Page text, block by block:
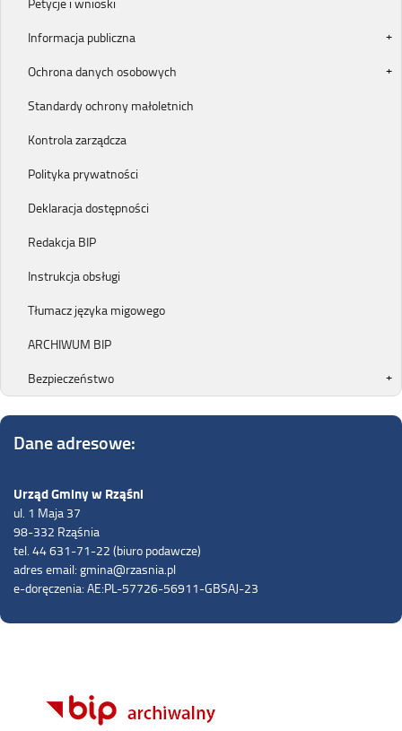
Informacja publiczna
Ochrona danych osobowych
Standardy ochrony małoletnich
Kontrola zarządcza
Polityka prywatności
Deklaracja dostępności
Redakcja BIP
Instrukcja obsługi
Tłumacz języka migowego
ARCHIWUM BIP
Bezpieczeństwo
Dane adresowe:
Urząd Gminy w Rząśni
ul. 1 Maja 37
98-332 Rząśnia
tel. 44 631-71-22 (biuro podawcze)
adres email: gmina@rzasnia.pl
e-doręczenia: AE:PL-57726-56911-GBSAJ-23